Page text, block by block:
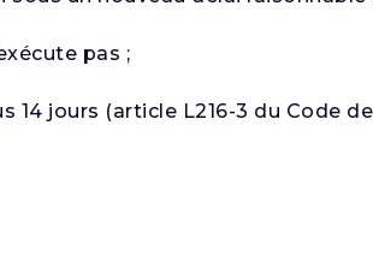
pas ;
14 jours (article L216-3 du Code